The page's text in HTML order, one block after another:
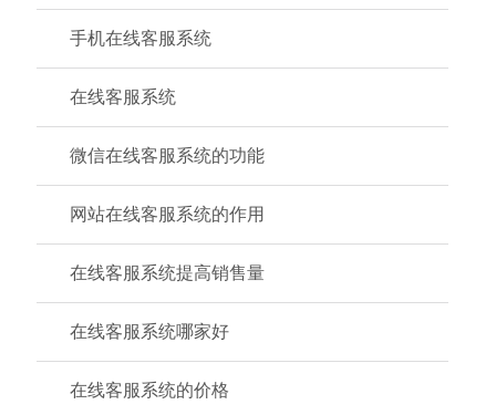
手机在线客服系统
在线客服系统
微信在线客服系统的功能
网站在线客服系统的作用
在线客服系统提高销售量
在线客服系统哪家好
在线客服系统的价格